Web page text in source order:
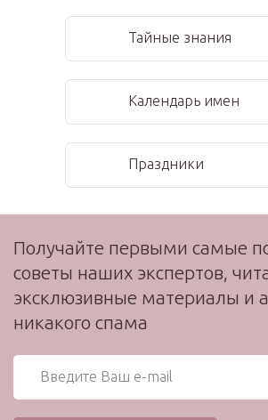
Тайные знания
Календарь имен
Праздники
Получайте первыми самые
советы наших экспертов,
эксклюзивные материалы и
никакого спама